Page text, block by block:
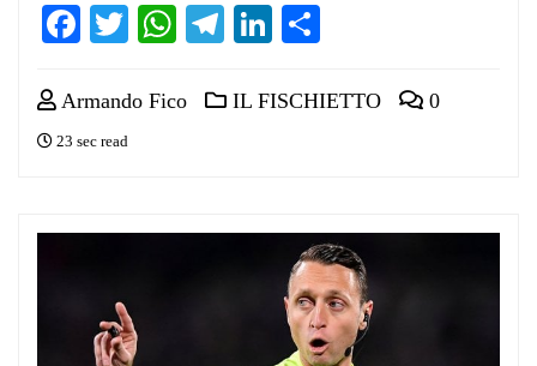
Facebook
TwitterWhatsApp
Telegram
LinkedIn
Armando Fico IL FISCHIETTO 0
23 sec read